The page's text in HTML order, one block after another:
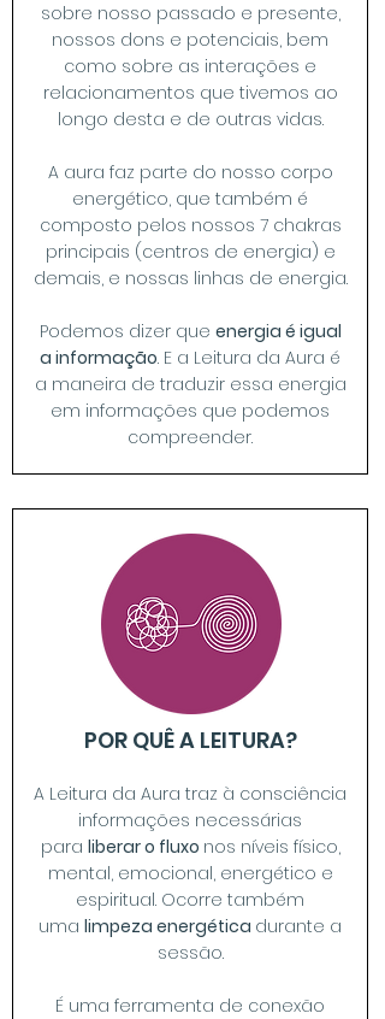
sobre nosso passado e presente,
nossos dons e potenciais, bem
como sobre as interações e
relacionamentos que tivemos ao
longo desta e de outras vidas.
A aura faz parte do nosso corpo
energético, que também é
composto pelos nossos 7 chakras
principais (centros de energia) e
demais, e nossas linhas de energia.
Podemos dizer que energia é igual
a informação. E a Leitura da Aura é
a maneira de traduzir essa energia
em informações que podemos
compreender.
POR QUÊ A LEITURA?
A Leitura da Aura traz à consciência
informações necessárias
para liberar o fluxo nos níveis físico,
mental, emocional, energético e
espiritual. Ocorre também
uma limpeza energética durante a
sessão.
É uma ferramenta de conexão